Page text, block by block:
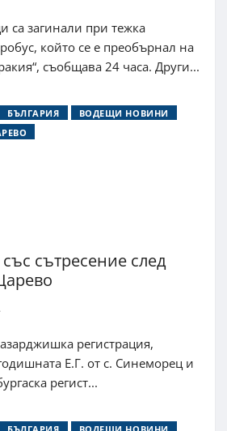
са загинали при тежка
който се е преобърнал на
съобщава 24 часа. Други...
БЪЛГАРИЯ
ВОДЕЩИ НОВИНИ
сътресение след
регистрация,
Е.Г. от с. Синеморец и
регист...